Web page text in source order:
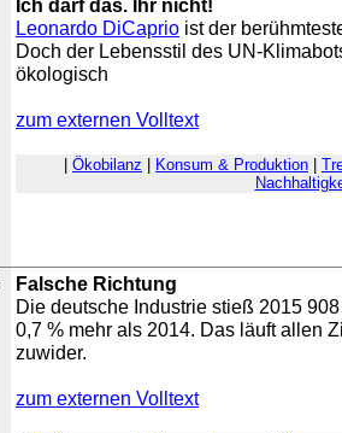
Ich darf das. Ihr nicht!
Leonardo DiCaprio ist der
Doch der Lebensstil des UN-
ökologisch
zum externen Volltext
Ökobilanz Konsum & Produktion
Falsche Richtung
Die deutsche Industrie stieß 2015
0,7 % mehr als 2014. Das läuft allen
zuwider.
zum externen Volltext